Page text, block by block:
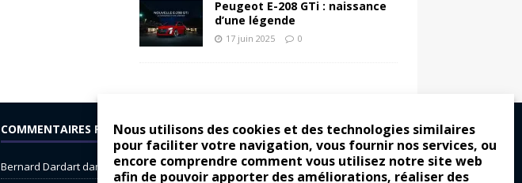
Nous utilisons des cookies et des technologies similaires
pour faciliter votre navigation, vous fournir nos services, ou
encore comprendre comment vous utilisez notre site web
afin de pouvoir apporter des améliorations, réaliser des
Peugeot E-208 GTi : naissance
d’une légende
17 juin 2025 0
COMMENTAIRES RÉCENTS
Bernard Dardartdans Dacia Sandero : pour les gens vrais